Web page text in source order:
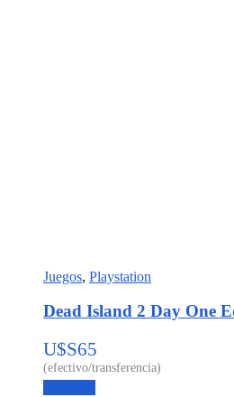
Juegos, Playstation
Dead Island 2 Day One
U$S65